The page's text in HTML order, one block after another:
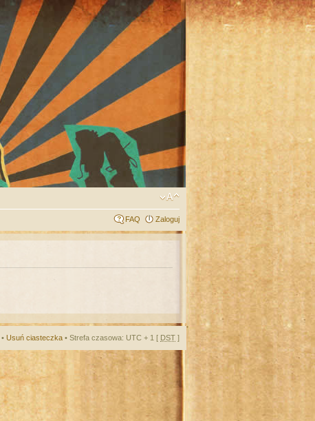
FAQ Zaloguj
• Usuń ciasteczka • Strefa czasowa: UTC + 1 [ DST ]